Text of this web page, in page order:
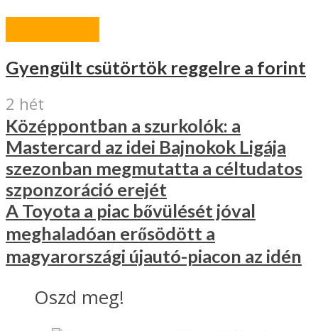
Gyengült csütörtök reggelre a forint
2 hét
Középpontban a szurkolók: a
Mastercard az idei Bajnokok Ligája
szezonban megmutatta a céltudatos
szponzoráció erejét
A Toyota a piac bővülését jóval
meghaladóan erősödött a
magyarországi újautó-piacon az idén
Oszd meg!